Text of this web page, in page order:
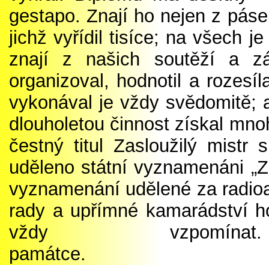
gestapo. Znají ho nejen z
jichž vyřídil tisíce; na všech
znají z našich soutěží a
organizoval, hodnotil a
vykonával je vždy svědomitě;
dlouholetou činnost získal
čestný titul Zasloužilý mistr
uděleno státní vyznamenáni
vyznamenání udělené za
rady a upřímné kamarádství
vždy